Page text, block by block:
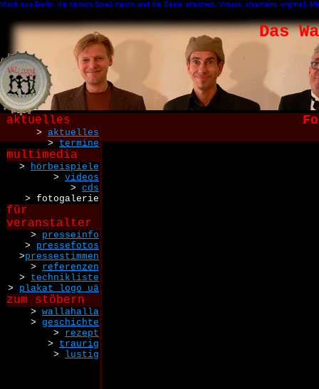
Musik aus Berlin, die tierisch Spaß macht und die Seele streichelt. Virtuos, charmant, originell.
aktuelles
> aktuelles
>termine
multimedia
> hörbeispiele
> videos
> cds
> fotogalerie
für
veranstalter
> presseinfo
> pressefotos
>pressestimmen
> referenzen
> technikliste
> plakat logo uä
zum stöbern
> wallahalla
> geschichte
> rezept
> traurig
> lustig
Das